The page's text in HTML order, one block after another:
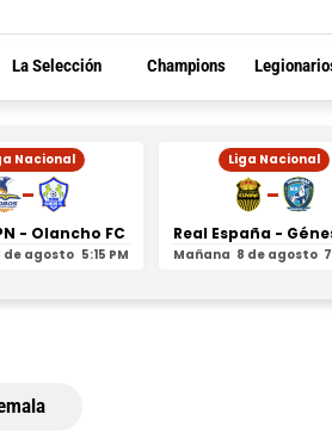
La Selección Champions
Nacional
-
- Olancho FC
de agosto 5:15 PM
Liga Nacional
-
Real España -
Mañana 8 de agosto